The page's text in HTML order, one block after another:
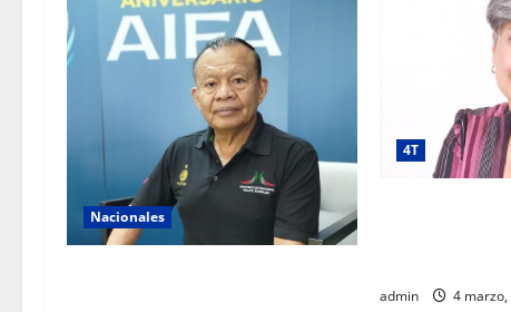
Nacionales
4T
admin 4 marzo,